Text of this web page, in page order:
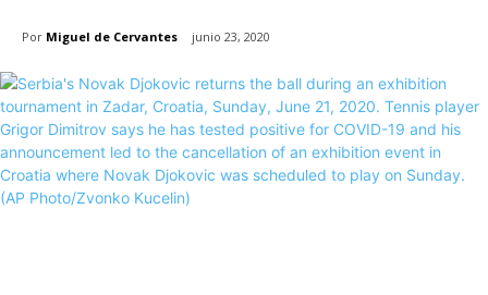
Por Miguel de Cervantes junio 23, 2020